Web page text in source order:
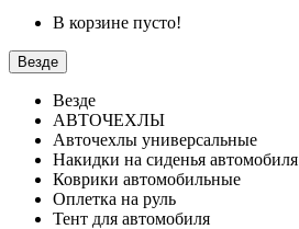
В корзине пусто!
Везде
Везде
АВТОЧЕХЛЫ
Авточехлы универсальные
Накидки на сиденья автомобиля
Коврики автомобильные
Оплетка на руль
Тент для автомобиля